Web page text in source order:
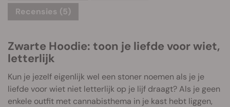
Recensies (5)
Zwarte Hoodie: toon je liefde voor wiet,
letterlijk
Kun je jezelf eigenlijk wel een stoner noemen als je je
liefde voor wiet niet letterlijk op je lijf draagt? Als je geen
enkele outfit met cannabisthema in je kast hebt liggen,